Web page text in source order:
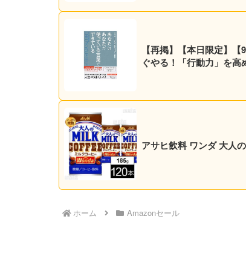
【再掲】【本日限定】
ぐやる！「行動力」を高
アサヒ飲料 ワンダ 大人
ホーム Amazonセール